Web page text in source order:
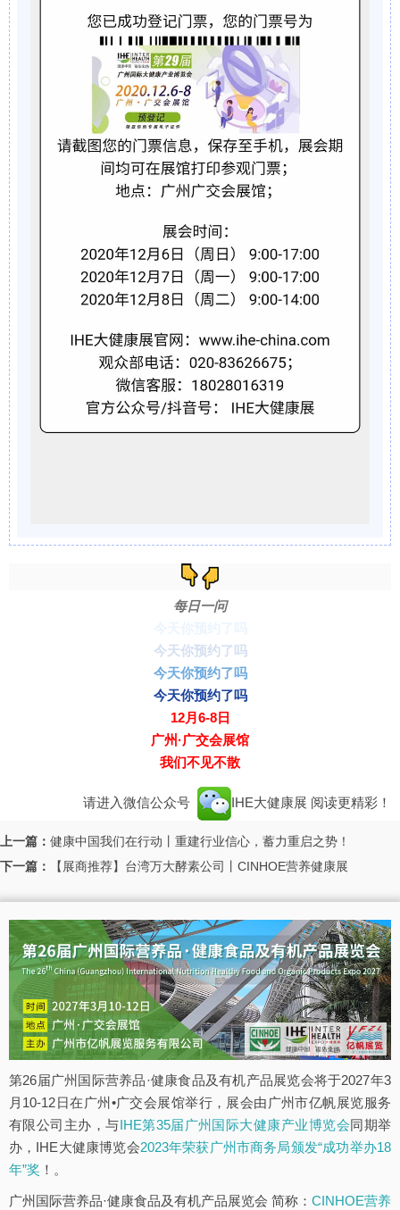
每日一问
今天你预约了吗
今天你预约了吗
今天你预约了吗
12月6-8日
广州·广交会展馆
我们不见不散
请进入微信公众号 IHE大健康展 阅读更精彩！
上一篇： 健康中国我们在行动丨重建行业信心，蓄力重启之势！
下一篇：
【展商推荐】台湾万大酵素公司丨CINHOE营养健康展
第26届广州国际营养品·健康食品及有机产品展览会将于2027年3
月10-12日在广州•广交会展馆举行，展会由广州市亿帆展览服务
有限公司主办，与IHE第35届广州国际大健康产业博览会同期举
办，IHE大健康博览会2023年荣获广州市商务局颁发“成功举办18
年”奖 ！。
广州国际营养品·健康食品及有机产品展览会 简称： CINHOE营养